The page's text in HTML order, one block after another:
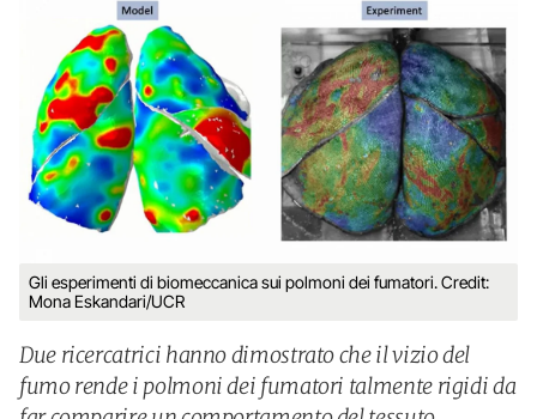
Gli esperimenti di biomeccanica sui polmoni dei fumatori. Credit:
Mona Eskandari/UCR
Due ricercatrici hanno dimostrato che il vizio del
fumo rende i polmoni dei fumatori talmente rigidi da